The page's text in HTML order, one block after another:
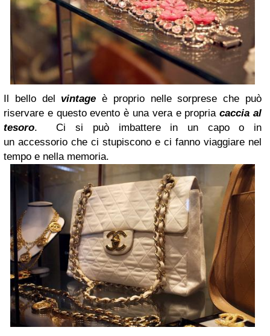
Il bello del vintage è proprio nelle sorprese che può
riservare e questo evento è una vera e propriacaccia al
tesoro. Ci si può imbattere in un capo o in
un accessorio che ci stupiscono e ci fanno viaggiare nel
tempo e nella memoria.